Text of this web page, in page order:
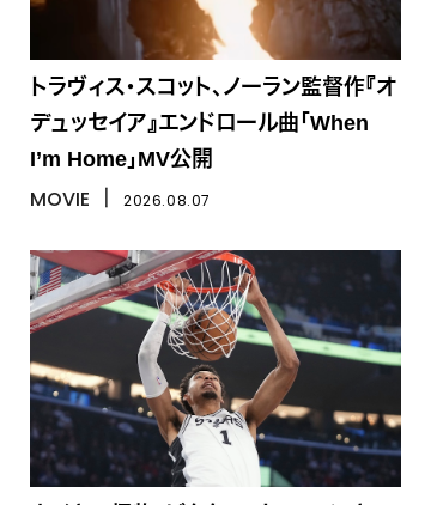
トラヴィス・スコット、ノーラン監督作『オ
デュッセイア』エンドロール曲「When
I’m Home」MV公開
MOVIE 2026.08.07